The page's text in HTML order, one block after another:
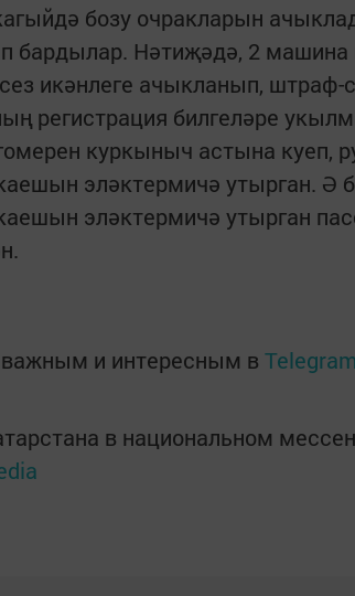
бозу очракларын
бардылар. Нәтиҗәдә, 2 машина
икәнлеге ачыкланып, штраф-
регистрация билгеләре
куркыныч астына куеп,
эләктермичә утырган. Ә
эләктермичә утырган
и интересным в
в национальном